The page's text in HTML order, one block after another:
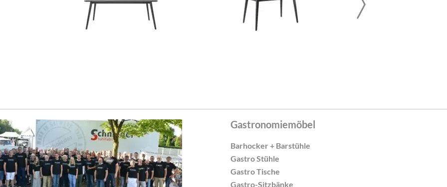
Sessel
Gastronomiemöbel
Barhocker + Barstühle
Gastro Stühle
Gastro Tische
Gastro-Sitzbänke